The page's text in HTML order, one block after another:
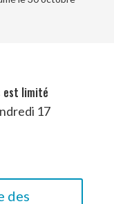
est limité
17
des